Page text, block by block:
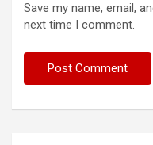
Save my name, email,
next time I comment.